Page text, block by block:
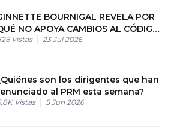
BOURNIGAL REVELA POR
NO APOYA CAMBIOS AL CÓDIGO
Vistas 23 Jul 2026
son los dirigentes que han
al PRM esta semana?
Vistas 5 Jun 2026